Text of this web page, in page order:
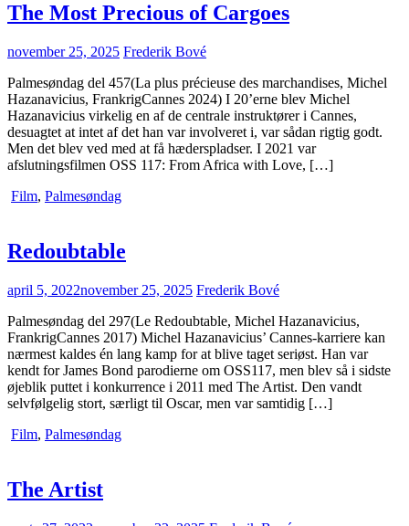
The Most Precious of Cargoes
november 25, 2025 Frederik Bové
Palmesøndag del 457(La plus précieuse des marchandises, Michel
Hazanavicius, FrankrigCannes 2024) I 20’erne blev Michel
Hazanavicius virkelig en af de centrale instruktører i Cannes,
desuagtet at intet af det han var involveret i, var sådan rigtig godt.
Men det blev ved med at få hæderspladser. I 2021 var
afslutningsfilmen OSS 117: From Africa with Love, […]
Film, Palmesøndag
Redoubtable
april 5, 2022november 25, 2025 Frederik Bové
Palmesøndag del 297(Le Redoubtable, Michel Hazanavicius,
FrankrigCannes 2017) Michel Hazanavicius’ Cannes-karriere kan
nærmest kaldes én lang kamp for at blive taget seriøst. Han var
kendt for James Bond parodierne om OSS117, men blev så i sidste
øjeblik puttet i konkurrence i 2011 med The Artist. Den vandt
selvfølgelig stort, særligt til Oscar, men var samtidig […]
Film, Palmesøndag
The Artist